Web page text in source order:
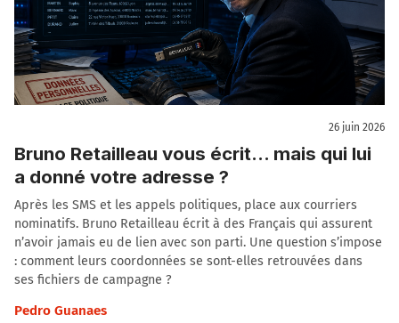
26 juin 2026
Bruno Retailleau vous écrit… mais qui lui
a donné votre adresse ?
Après les SMS et les appels politiques, place aux courriers
nominatifs. Bruno Retailleau écrit à des Français qui assurent
n’avoir jamais eu de lien avec son parti. Une question s’impose
: comment leurs coordonnées se sont-elles retrouvées dans
ses fichiers de campagne ?
Pedro Guanaes